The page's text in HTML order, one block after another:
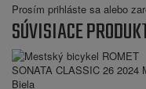
Prosím prihláste sa alebo
SÚVISIACE